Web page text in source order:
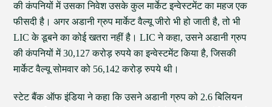
की कंपनियों में उसका निवेश उसके कुल मार्केट इन्वेस्टमेंट का महज एक
फीसदी है। अगर अडानी ग्रुप मार्केट वैल्यू जीरो भी हो जाती है, तो भी
LIC के डूबने का कोई खतरा नहीं है। LIC ने कहा, उसने अडानी ग्रुप
की कंपनियों में 30,127 करोड़ रुपये का इन्वेस्टमेंट किया है, जिसकी
मार्केट वैल्यू सोमवार को 56,142 करोड़ रुपये थी।
स्टेट बैंक ऑफ इंडिया ने कहा कि उसने अडानी ग्रुप को 2.6 बिलियन